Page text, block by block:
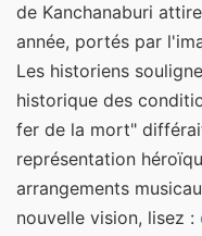
de Kanchanaburi
année, portés par
Les historiens
historique des
fer de la mort"
représentation
arrangements
nouvelle vision, lisez :